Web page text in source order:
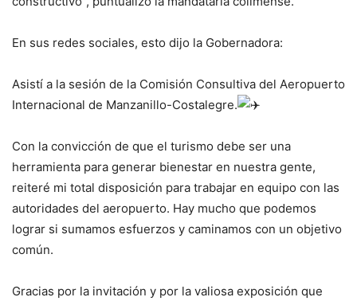
En sus redes sociales, esto dijo la Gobernadora:
Asistí a la sesión de la Comisión Consultiva del Aeropuerto
Internacional de Manzanillo-Costalegre.
Con la convicción de que el turismo debe ser una
herramienta para generar bienestar en nuestra gente,
reiteré mi total disposición para trabajar en equipo con las
autoridades del aeropuerto. Hay mucho que podemos
lograr si sumamos esfuerzos y caminamos con un objetivo
común.
Gracias por la invitación y por la valiosa exposición que